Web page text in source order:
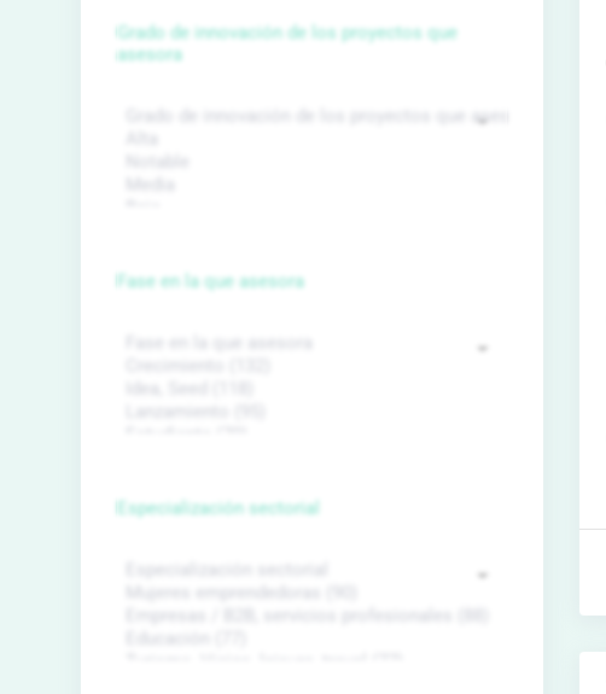
Grado de innovación de los proyectos que
asesora
Fase en la que asesora
Especialización sectorial